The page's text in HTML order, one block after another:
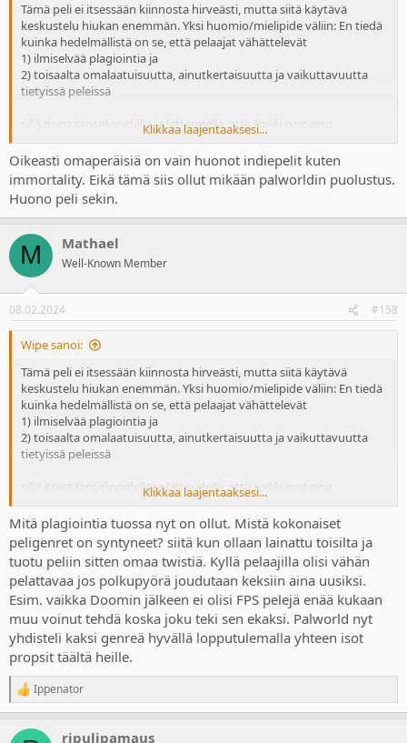
Tämä peli ei itsessään kiinnosta hirveästi, mutta siitä käytävä
keskustelu hiukan enemmän. Yksi huomio/mielipide väliin: En tiedä
kuinka hedelmällistä on se, että pelaajat vähättelevät
1) ilmiselvää plagiointia ja
2) toisaalta omalaatuisuutta, ainutkertaisuutta ja vaikuttavuutta
tietyissä peleissä
sillä itsestäänselvyydellä ja latteudella, ettäkaikki ovat aina
lainanneet jostakin. Lopputulemana päästään sitten ajatelmaan,
jossa 2000-luvun luultavasti vähintään toisiksi eniten muihin
teoksiin vaikuttanut AAA-peli ei ole
oikeasti niin omaperäinen
, koska
sekin on ottanut vaikutteita muualta.
Klikkaa laajentaaksesi...
Oikeasti omaperäisiä on vain huonot indiepelit kuten
immortality. Eikä tämä siis ollut mikään palworldin puolustus.
Huono peli sekin.
M Mathael
Well-Known Member
08.02.2024 #158
Wipe sanoi:
Tämä peli ei itsessään kiinnosta hirveästi, mutta siitä käytävä
keskustelu hiukan enemmän. Yksi huomio/mielipide väliin: En tiedä
kuinka hedelmällistä on se, että pelaajat vähättelevät
1) ilmiselvää plagiointia ja
2) toisaalta omalaatuisuutta, ainutkertaisuutta ja vaikuttavuutta
tietyissä peleissä
sillä itsestäänselvyydellä ja latteudella, ettäkaikki ovat aina
lainanneet jostakin. Lopputulemana päästään sitten ajatelmaan,
jossa 2000-luvun luultavasti vähintään toisiksi eniten muihin
teoksiin vaikuttanut AAA-peli ei ole
oikeasti niin omaperäinen, koska
sekin on ottanut vaikutteita muualta.
Klikkaa laajentaaksesi...
Mitä plagiointia tuossa nyt on ollut. Mistä kokonaiset
peligenret on syntyneet? siitä kun ollaan lainattu toisilta ja
tuotu peliin sitten omaa twistiä. Kyllä pelaajilla olisi vähän
pelattavaa jos polkupyörä joudutaan keksiin aina uusiksi.
Esim. vaikka Doomin jälkeen ei olisi FPS pelejä enää kukaan
muu voinut tehdä koska joku teki sen ekaksi. Palworld nyt
yhdisteli kaksi genreä hyvällä lopputulemalla yhteen isot
propsit täältä heille.
R
e
c
Ippenator
ripulipamaus